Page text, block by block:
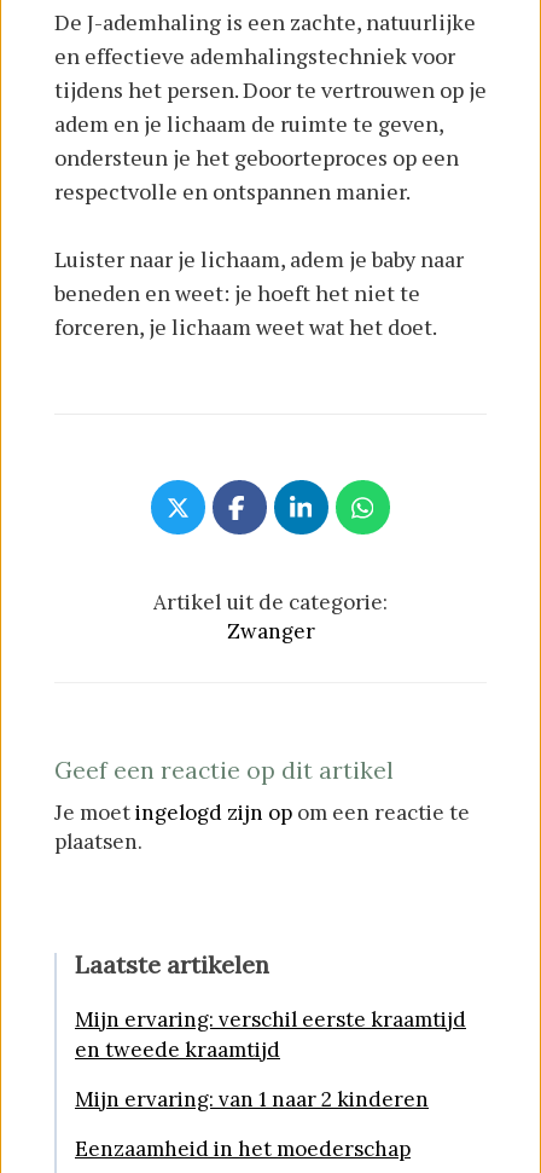
De J-ademhaling is een zachte, natuurlijke
en effectieve ademhalingstechniek voor
tijdens het persen. Door te vertrouwen op je
adem en je lichaam de ruimte te geven,
ondersteun je het geboorteproces op een
respectvolle en ontspannen manier.
Luister naar je lichaam, adem je baby naar
beneden en weet: je hoeft het niet te
forceren, je lichaam weet wat het doet.
Artikel uit de categorie:
Zwanger
Geef een reactie op dit artikel
Je moetingelogd zijn op om een reactie te
plaatsen.
Laatste artikelen
Mijn ervaring: verschil eerste kraamtijd
en tweede kraamtijd
Mijn ervaring: van 1 naar 2 kinderen
Eenzaamheid in het moederschap